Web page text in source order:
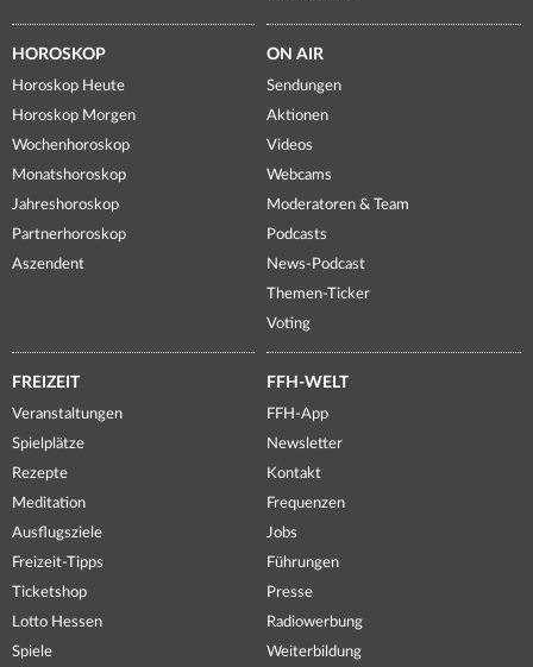
HOROSKOP
Horoskop Heute
Horoskop Morgen
Wochenhoroskop
Monatshoroskop
Jahreshoroskop
Partnerhoroskop
Aszendent
ON AIR
Sendungen
Aktionen
Videos
Webcams
Moderatoren & Team
Podcasts
News-Podcast
Themen-Ticker
Voting
FREIZEIT
Veranstaltungen
Spielplätze
Rezepte
Meditation
Ausflugsziele
Freizeit-Tipps
Ticketshop
Lotto Hessen
Spiele
FFH-WELT
FFH-App
Newsletter
Kontakt
Frequenzen
Jobs
Führungen
Presse
Radiowerbung
Weiterbildung